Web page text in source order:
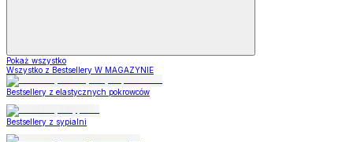
Pokaż wszystko
Wszystko z Bestsellery W MAGAZYNIE
Bestsellery z elastycznych pokrowców
Bestsellery z sypialni